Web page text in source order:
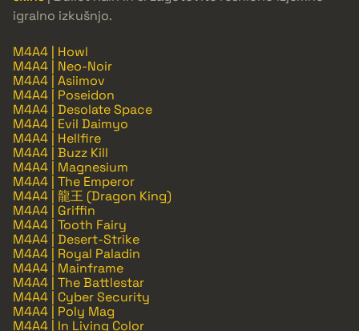
igralno izkušnjo.
M4A4 | Howl
M4A4 | Neo-Noir
M4A4 | Asiimov
M4A4 | Poseidon
M4A4 | Desolate Space
M4A4 | Evil Daimyo
M4A4 | Hellfire
M4A4 | Buzz Kill
M4A4 | Magnesium
M4A4 | The Emperor
M4A4 | 龍王 (Dragon King)
M4A4 | Griffin
M4A4 | Tooth Fairy
M4A4 | Desert-Strike
M4A4 | Royal Paladin
M4A4 | Mainframe
M4A4 | The Battlestar
M4A4 | Cyber Security
M4A4 | Poly Mag
M4A4 | In Living Color